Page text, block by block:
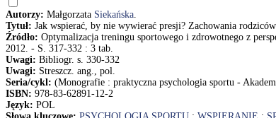
Autorzy: Małgorzata Siekańska.
Tytuł: Jak wspierać, by nie wywierać presji? Zachowania
Źródło: Optymalizacja treningu sportowego i zdrowotnego z
2012. - S. 317-332 : 3 tab.
Uwagi: Bibliogr. s. 330-332
Uwagi: Streszcz. ang., pol.
Seria/cykl: (Monografie : praktyczna psychologia sportu -
ISBN: 978-83-62891-12-2
Język: POL